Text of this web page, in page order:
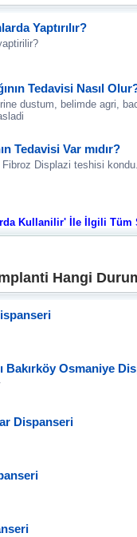
Yaptırılır?
Tedavisi Nasıl
dustum, belimde agri,
Tedavisi Var mıdır?
Displazi teshisi
Kullanilir' İle İlgili Tüm
Hangi
Bakırköy Osmaniye
Dispanseri